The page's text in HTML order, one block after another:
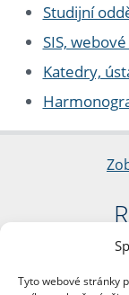
Tyto webové stránky
Studijní
SIS,
Katedry,